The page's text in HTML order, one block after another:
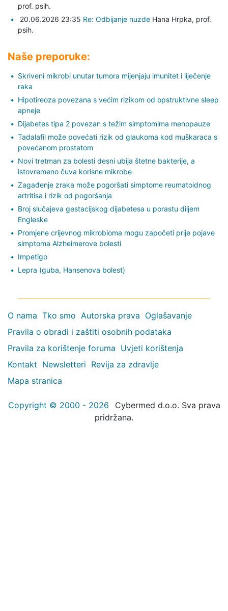
prof. psih.
20.06.2026 23:35 Re: Odbijanje nuzde Hana Hrpka, prof.
psih.
Naše preporuke:
Skriveni mikrobi unutar tumora mijenjaju imunitet i liječenje
raka
Hipotireoza povezana s većim rizikom od opstruktivne sleep
apneje
Dijabetes tipa 2 povezan s težim simptomima menopauze
Tadalafil može povećati rizik od glaukoma kod muškaraca s
povećanom prostatom
Novi tretman za bolesti desni ubija štetne bakterije, a
istovremeno čuva korisne mikrobe
Zagađenje zraka može pogoršati simptome reumatoidnog
artritisa i rizik od pogoršanja
Broj slučajeva gestacijskog dijabetesa u porastu diljem
Engleske
Promjene crijevnog mikrobioma mogu započeti prije pojave
simptoma Alzheimerove bolesti
Impetigo
Lepra (guba, Hansenova bolest)
O nama Tko smo Autorska prava Oglašavanje
Pravila o obradi i zaštiti osobnih podataka
Pravila za korištenje foruma Uvjeti korištenja
Kontakt Newsletteri Revija za zdravlje
Mapa stranica
Copyright © 2000 - 2026
Cybermed d.o.o. Sva prava
pridržana.